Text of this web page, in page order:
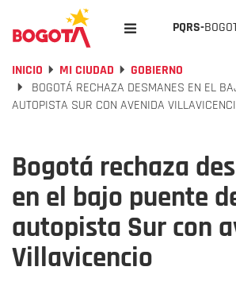
PQRS-
INICIO MI CIUDAD
GOBIERNO
BOGOTÁ RECHAZA DESMANES EN EL
AUTOPISTA SUR CON AVENIDA
Bogotá rechaza
en el bajo puente
autopista Sur con
Villavicencio